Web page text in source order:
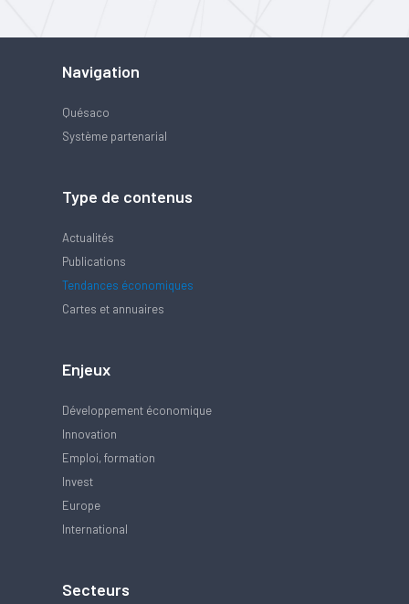
Navigation
Quésaco
Système partenarial
Type de contenus
Actualités
Publications
Tendances économiques
Cartes et annuaires
Enjeux
Développement économique
Innovation
Emploi, formation
Invest
Europe
International
Secteurs